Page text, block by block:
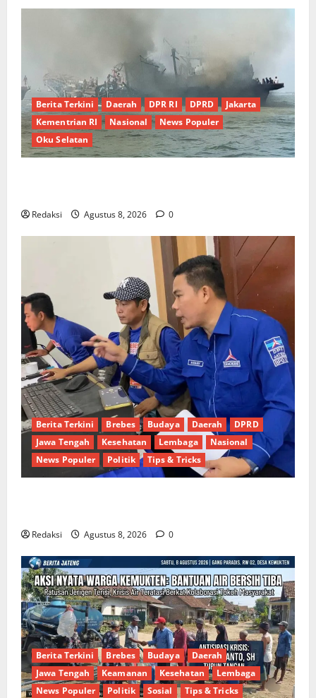
Berita Terkini Daerah DPR RI DPRD
Jakarta
Kementrian RI
Nasional
News Populer
Oku Selatan
Redaksi Agustus 8, 2026 0
Berita Terkini Brebes Budaya Daerah
DPRD
Jawa Tengah
Kesehatan Lembaga
Nasional
News Populer
Politik Tips & Tricks
Redaksi Agustus 8, 2026 0
Berita Terkini Brebes Budaya
Daerah
Jawa Tengah
Keamanan Kesehatan
Lembaga
News Populer
Politik Sosial Tips & Tricks